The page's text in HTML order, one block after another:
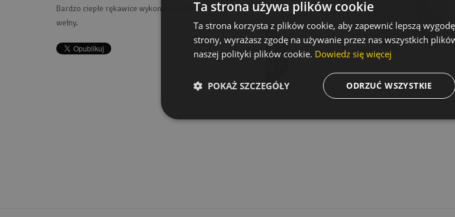
Bardzo ciepłe rękawice wykonane w 100% z owczej
wełny.
Ta strona używa plików cookie
Ta strona korzysta z plików cookie, aby zapewnić lepszą
strony, wyrażasz zgodę na używanie przez nas wszystkich
naszej polityki plików cookie. Dowiedz się więcej
ODRZUĆ WSZYSTKIE
POKAŻ SZCZEGÓŁY